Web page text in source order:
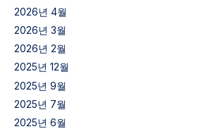
2026년 4월
2026년 3월
2026년 2월
2025년 12월
2025년 9월
2025년 7월
2025년 6월